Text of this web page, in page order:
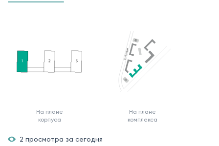
На плане
корпуса
На плане
комплекса
2 просмотра за сегодня